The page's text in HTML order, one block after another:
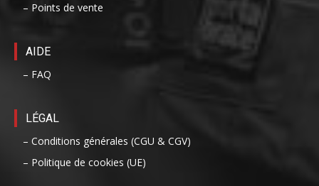
– Points de vente
AIDE
– FAQ
LÉGAL
– Conditions générales (CGU & CGV)
– Politique de cookies (UE)